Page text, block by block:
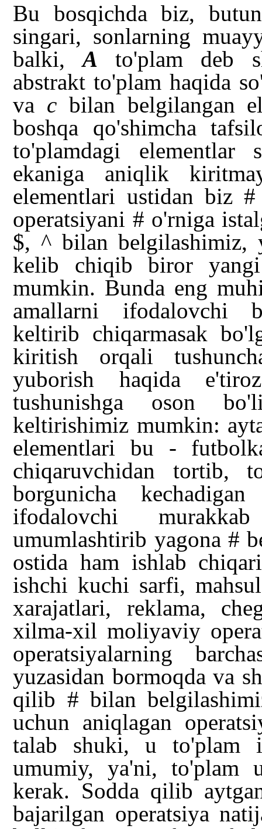
Bu bosqichda biz,
singari, sonlarning
balki,A to'plam deb
abstrakt to'plam haqida
va c bilan belgilangan
boshqa qo'shimcha
to'plamdagi
ekaniga aniqlik
elementlari ustidan biz
operatsiyani # o'rniga
$, ^ bilan belgilashimiz,
kelib chiqib biror
mumkin. Bunda eng
amallarni ifodalovchi
keltirib chiqarmasak
kiritish orqali
yuborish haqida
tushunishga oson
keltirishimiz mumkin:
elementlari bu -
chiqaruvchidan tortib,
borgunicha
ifodalovchi
umumlashtirib yagona #
ostida ham ishlab
ishchi kuchi sarfi,
xarajatlari, reklama,
xilma-xil moliyaviy
operatsiyalarning
yuzasidan bormoqda va
qilib # bilan
uchun aniqlagan
talab shuki, u to'plam
umumiy, ya'ni, to'plam
kerak. Sodda qilib
bajarilgan operatsiya